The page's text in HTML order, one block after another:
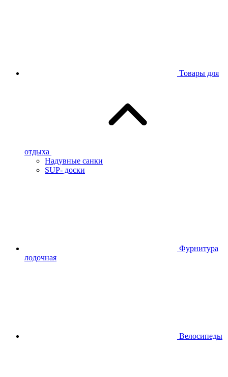
Товары для
отдыха
Надувные санки
SUP- доски
Фурнитура
лодочная
Велосипеды